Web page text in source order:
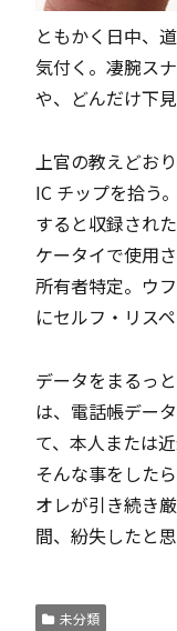
ともかく日中、
気付く。凄腕ス
や、どんだけ下
上官の教えどお
IC チップを拾う
すると収録され
ケータイで使用
所有者特定。ウ
にセルフ・リスペ
データをまるっ
は、電話帳デー
て、本人または
そんな事をした
オレが引き続き
間、紛失したと
未分類